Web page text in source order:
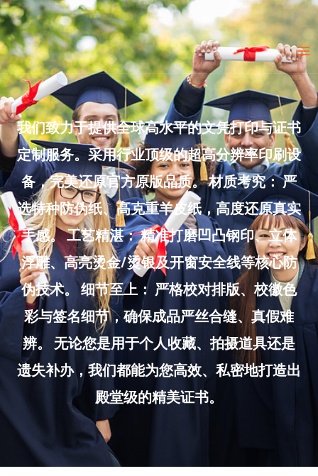
Skip
to
content
我们致力于提供全球高水平的文凭打印与证书
定制服务。采用行业顶级的超高分辨率印刷设
备，完美还原官方原版品质。 材质考究： 严
选特种防伪纸、高克重羊皮纸，高度还原真实
手感。 工艺精湛： 精准打磨凹凸钢印、立体
浮雕、高亮烫金/烫银及开窗安全线等核心防
伪技术。 细节至上： 严格校对排版、校徽色
彩与签名细节，确保成品严丝合缝、真假难
辨。 无论您是用于个人收藏、拍摄道具还是
遗失补办，我们都能为您高效、私密地打造出
殿堂级的精美证书。